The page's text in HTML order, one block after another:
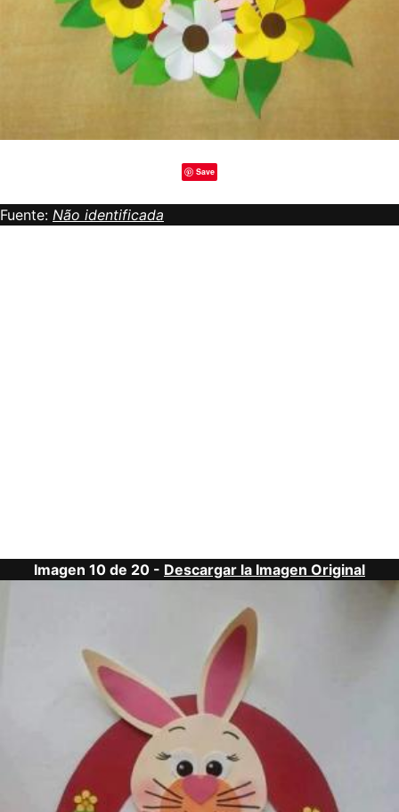
Save
Fuente: Não identificada
Imagen 10 de 20 - Descargar la Imagen Original